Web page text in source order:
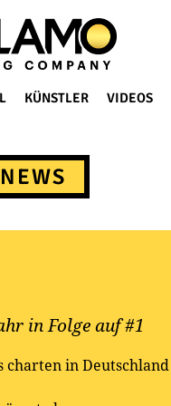
KÜNSTLER VIDEOS
NEWS
in Folge auf #1
charten in